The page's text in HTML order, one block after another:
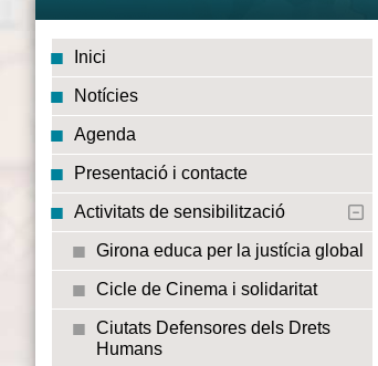
Inici
Notícies
Agenda
Presentació i contacte
Activitats de sensibilització
Girona educa per la justícia global
Cicle de Cinema i solidaritat
Ciutats Defensores dels Drets
Humans